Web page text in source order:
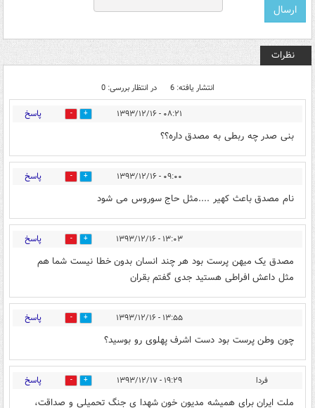
نظرات
انتشار یافته: 6 در انتظار بررسی: 0
۰۸:۲۱ - ۱۳۹۳/۱۲/۱۶ 3 پاسخ
بنی صدر چه ربطی به مصدق داره؟؟
۰۹:۰۰ - ۱۳۹۳/۱۲/۱۶ 0 پاسخ
نام مصدق باعث کهیر ....مثل حاج سوروس می شود
۱۳:۰۳ - ۱۳۹۳/۱۲/۱۶ 3 پاسخ
مصدق یک میهن پرست بود هر چند انسان بدون خطا نیست شما هم
مثل داعش افراطی هستید جدی گفتم بقران
۱۳:۵۵ - ۱۳۹۳/۱۲/۱۶ 0 پاسخ
چون وطن پرست بود دست اشرف پهلوی رو بوسید؟
فردا ۱۹:۲۹ - ۱۳۹۳/۱۲/۱۷ 0 پاسخ
ملت ایران برای همیشه مدیون خون شهدا ی جنگ تحمیلی و صداقت،